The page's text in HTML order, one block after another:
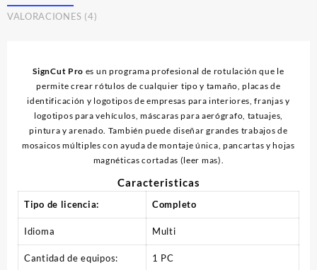
cantidad
VALORACIONES (4)
SignCut Pro es un programa profesional de rotulación que le
permite crear rótulos de cualquier tipo y tamaño, placas de
identificación y logotipos de empresas para interiores, franjas y
logotipos para vehículos, máscaras para aerógrafo, tatuajes,
pintura y arenado. También puede diseñar grandes trabajos de
mosaicos múltiples con ayuda de montaje única, pancartas y hojas
magnéticas cortadas (leer mas).
Caracteristicas
Tipo de licencia: Completo
Idioma Multi
Cantidad de equipos: 1 PC